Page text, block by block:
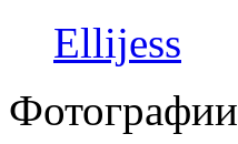
Ellijess
Фотографии